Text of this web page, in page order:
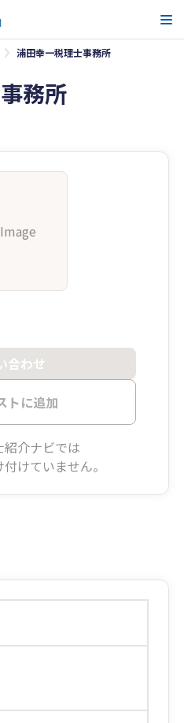
浦田幸一税理士事務所
務所
合わせ
トに追加
介ナビでは
けていません。